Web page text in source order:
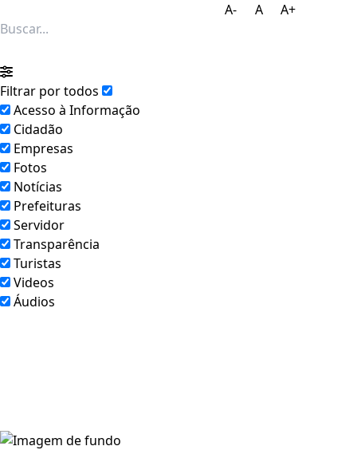
Filtrar por todos
Acesso à Informação
Cidadão
Empresas
Fotos
Notícias
Prefeituras
Servidor
Transparência
Turistas
Videos
Áudios
A- A A+